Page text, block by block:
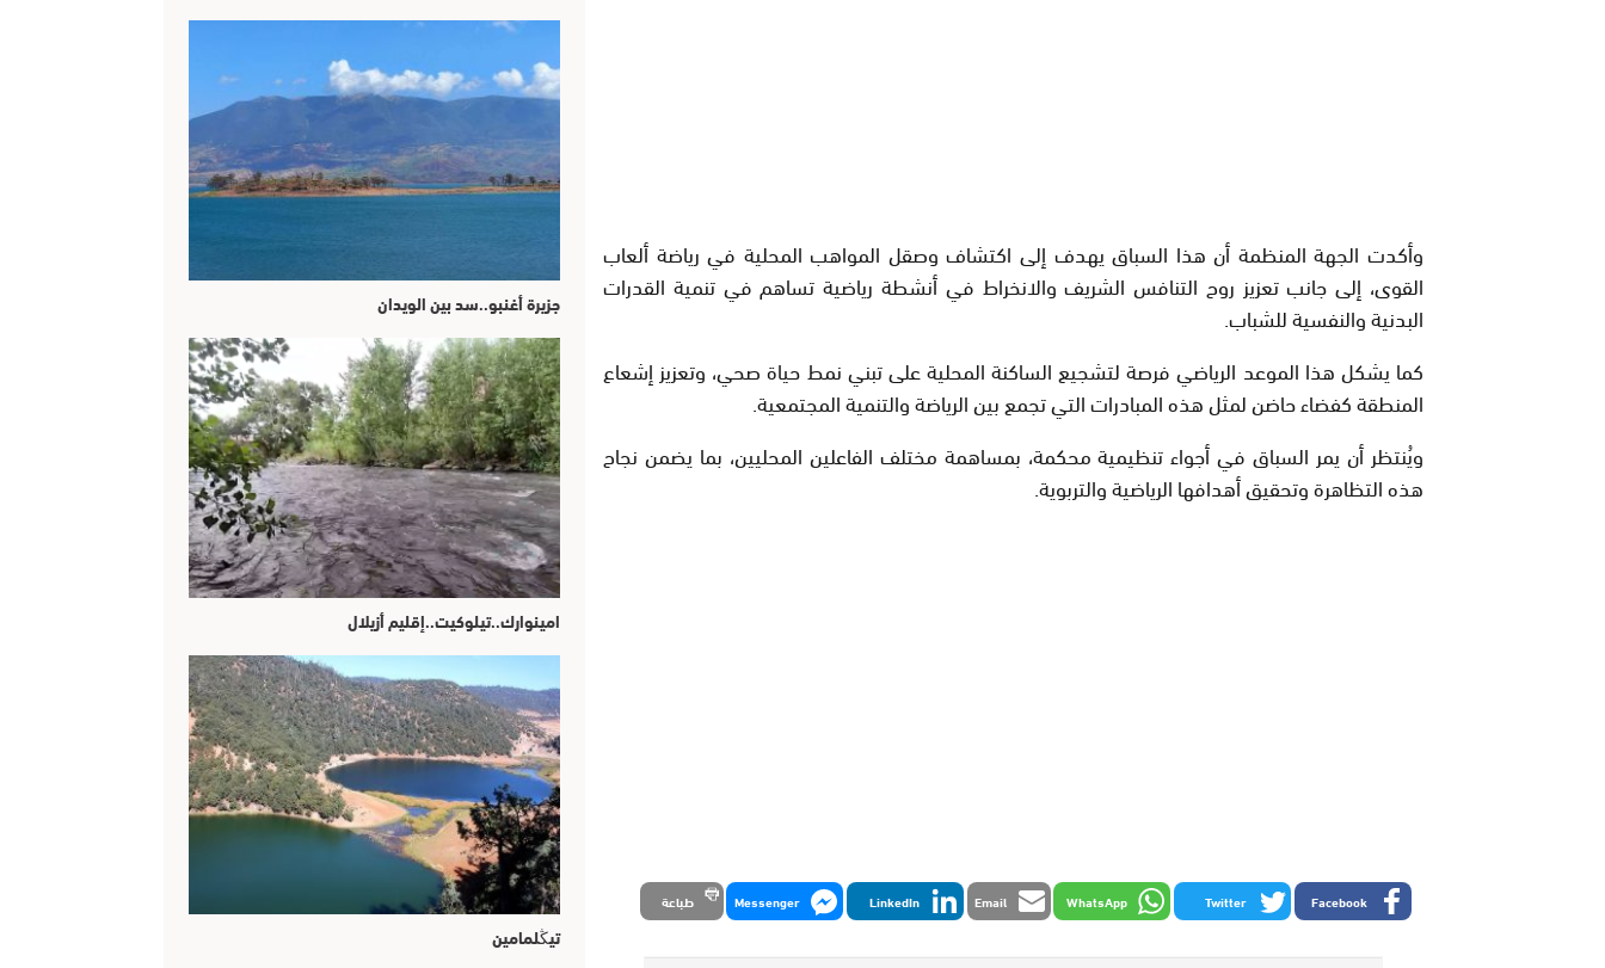
وأكدت الجهة المنظمة أن هذا السباق يهدف إلى اكتشاف وصقل المواهب المحلية في رياضة ألعاب
القوى، إلى جانب تعزيز روح التنافس الشريف والانخراط في أنشطة رياضية تساهم في تنمية القدرات
البدنية والنفسية للشباب.
كما يشكل هذا الموعد الرياضي فرصة لتشجيع الساكنة المحلية على تبني نمط حياة صحي، وتعزيز إشعاع
المنطقة كفضاء حاضن لمثل هذه المبادرات التي تجمع بين الرياضة والتنمية المجتمعية.
ويُنتظر أن يمر السباق في أجواء تنظيمية محكمة، بمساهمة مختلف الفاعلين المحليين، بما يضمن نجاح
هذه التظاهرة وتحقيق أهدافها الرياضية والتربوية.
Facebook
Twitter
WhatsApp
Email
LinkedIn
Messenger طباعة
جزيرة أغنبو..سد بين الويدان
امينوارك..تيلوكيت..إقليم أزيلال
تيڭلمامين